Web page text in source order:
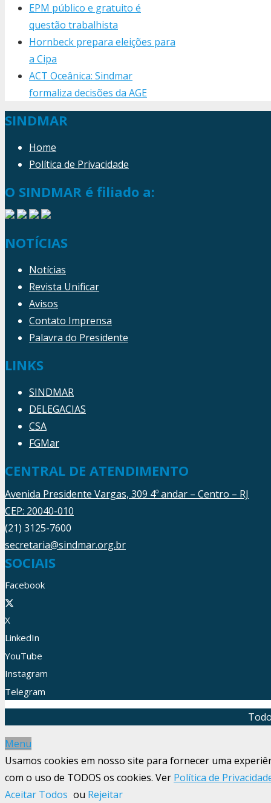
EPM público e gratuito é
questão trabalhista
Hornbeck prepara eleições para
a Cipa
ACT Oceânica: Sindmar
formaliza decisões da AGE
SINDMAR
Home
Política de Privacidade
O SINDMAR é filiado a:
NOTÍCIAS
Notícias
Revista Unificar
Avisos
Contato Imprensa
Palavra do Presidente
LINKS
SINDMAR
DELEGACIAS
CSA
FGMar
CENTRAL DE ATENDIMENTO
Avenida Presidente Vargas, 309 4º andar – Centro – RJ
CEP: 20040-010
(21) 3125-7600
secretaria@sindmar.org.br
SOCIAIS
Facebook
X
LinkedIn
YouTube
Instagram
Telegram
Menu
Usamos cookies em nosso site para fornecer uma
com o uso de TODOS os cookies. Ver Política de
Aceitar Todos ou Rejeitar